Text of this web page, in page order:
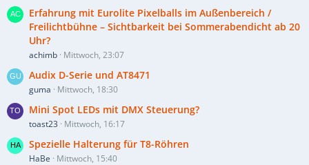
Erfahrung mit Eurolite Pixelballs im Außenbereich /
Freilichtbühne – Sichtbarkeit bei Sommerabendicht ab 20
Uhr?
achimb Mittwoch, 23:07
Audix D-Serie und AT8471
guma Mittwoch, 18:30
Mini Spot LEDs mit DMX Steuerung?
toast23 Mittwoch, 16:17
Spezielle Halterung für T8-Röhren
HaBe Mittwoch, 15:40